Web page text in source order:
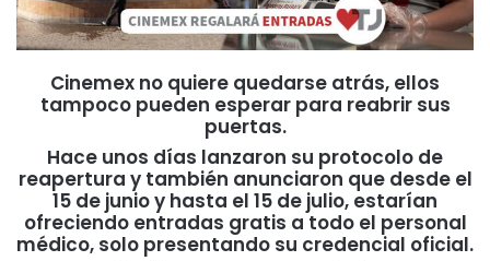
Cinemex no quiere quedarse atrás, ellos
tampoco pueden esperar para reabrir sus
puertas.
Hace unos días lanzaron su protocolo de
reapertura y también anunciaron que desde el
15 de junio y hasta el 15 de julio, estarían
ofreciendo entradas gratis a todo el personal
médico, solo presentando su credencial oficial.